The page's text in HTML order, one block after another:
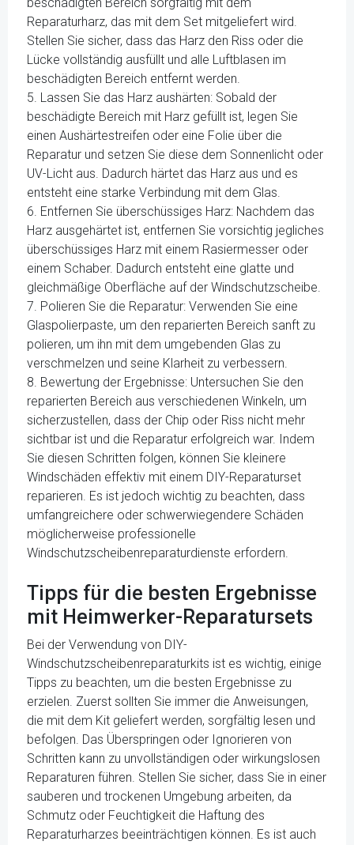
Reparaturharz, das mit dem Set mitgeliefert wird.
Stellen Sie sicher, dass das Harz den Riss oder die
Lücke vollständig ausfüllt und alle Luftblasen im
beschädigten Bereich entfernt werden.
5. Lassen Sie das Harz aushärten: Sobald der
beschädigte Bereich mit Harz gefüllt ist, legen Sie
einen Aushärtestreifen oder eine Folie über die
Reparatur und setzen Sie diese dem Sonnenlicht oder
UV-Licht aus. Dadurch härtet das Harz aus und es
entsteht eine starke Verbindung mit dem Glas.
6. Entfernen Sie überschüssiges Harz: Nachdem das
Harz ausgehärtet ist, entfernen Sie vorsichtig jegliches
überschüssiges Harz mit einem Rasiermesser oder
einem Schaber. Dadurch entsteht eine glatte und
gleichmäßige Oberfläche auf der Windschutzscheibe.
7. Polieren Sie die Reparatur: Verwenden Sie eine
Glaspolierpaste, um den reparierten Bereich sanft zu
polieren, um ihn mit dem umgebenden Glas zu
verschmelzen und seine Klarheit zu verbessern.
8. Bewertung der Ergebnisse: Untersuchen Sie den
reparierten Bereich aus verschiedenen Winkeln, um
sicherzustellen, dass der Chip oder Riss nicht mehr
sichtbar ist und die Reparatur erfolgreich war. Indem
Sie diesen Schritten folgen, können Sie kleinere
Windschäden effektiv mit einem DIY-Reparaturset
reparieren. Es ist jedoch wichtig zu beachten, dass
umfangreichere oder schwerwiegendere Schäden
möglicherweise professionelle
Windschutzscheibenreparaturdienste erfordern.
Tipps für die besten Ergebnisse
mit Heimwerker-Reparatursets
Bei der Verwendung von DIY-
Windschutzscheibenreparaturkits ist es wichtig, einige
Tipps zu beachten, um die besten Ergebnisse zu
erzielen. Zuerst sollten Sie immer die Anweisungen,
die mit dem Kit geliefert werden, sorgfältig lesen und
befolgen. Das Überspringen oder Ignorieren von
Schritten kann zu unvollständigen oder wirkungslosen
Reparaturen führen. Stellen Sie sicher, dass Sie in einer
sauberen und trockenen Umgebung arbeiten, da
Schmutz oder Feuchtigkeit die Haftung des
Reparaturharzes beeinträchtigen können. Es ist auch